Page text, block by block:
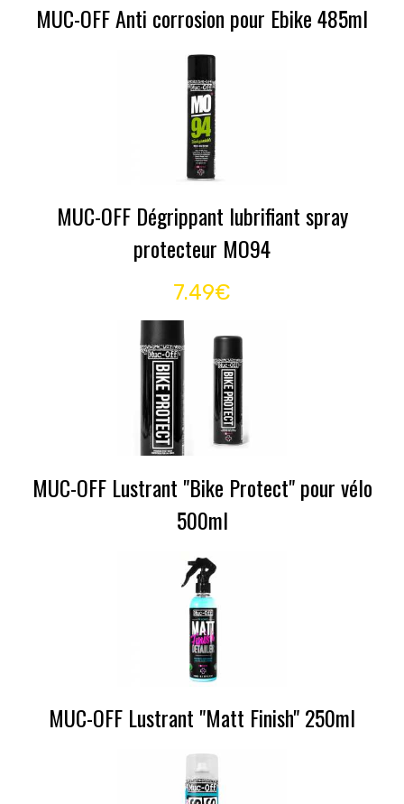
MUC-OFF Anti corrosion pour Ebike 485ml
MUC-OFF Dégrippant lubrifiant spray
protecteur MO94
7.49€
MUC-OFF Lustrant "Bike Protect" pour vélo
500ml
MUC-OFF Lustrant "Matt Finish" 250ml